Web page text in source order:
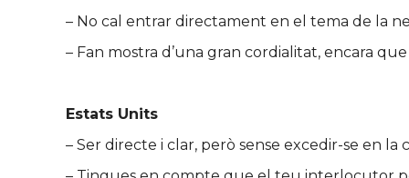
– No cal entrar directament en el tema de la
– Fan mostra d’una gran cordialitat, encara
Estats Units
– Ser directe i clar, però sense excedir-se en